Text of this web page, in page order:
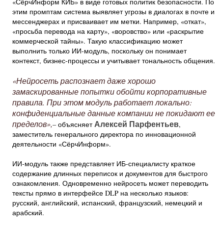
этим промптам система выявляет угрозы в диалогах в почте и
мессенджерах и присваивает им метки. Например, «откат»,
«просьба перевода на карту», «воровство» или «раскрытие
коммерческой тайны». Такую классификацию может
выполнить только ИИ-модуль, поскольку он понимает
контекст, бизнес-процессы и учитывает тональность общения.
«Нейросеть распознает даже хорошо
замаскированные попытки обойти корпоративные
правила. При этом модуль работает локально:
конфиденциальные данные компании не покидают ее
пределов»,– объясняетАлексей Парфентьев,
заместитель генерального директора по инновационной
деятельности «СёрчИнформ».
ИИ-модуль также представляет ИБ-специалисту краткое
содержание длинных переписок и документов для быстрого
ознакомления. Одновременно нейросеть может переводить
тексты прямо в интерфейсе DLP на несколько языков:
русский, английский, испанский, французский, немецкий и
арабский.